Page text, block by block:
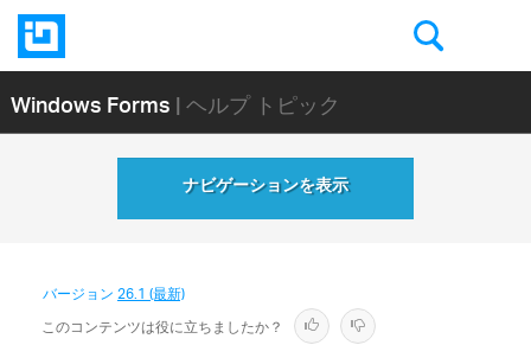
Windows Forms| ヘルプ トピック
ナビゲーションを表示
バージョン26.1 (最新)
このコンテンツは役に立ちましたか？